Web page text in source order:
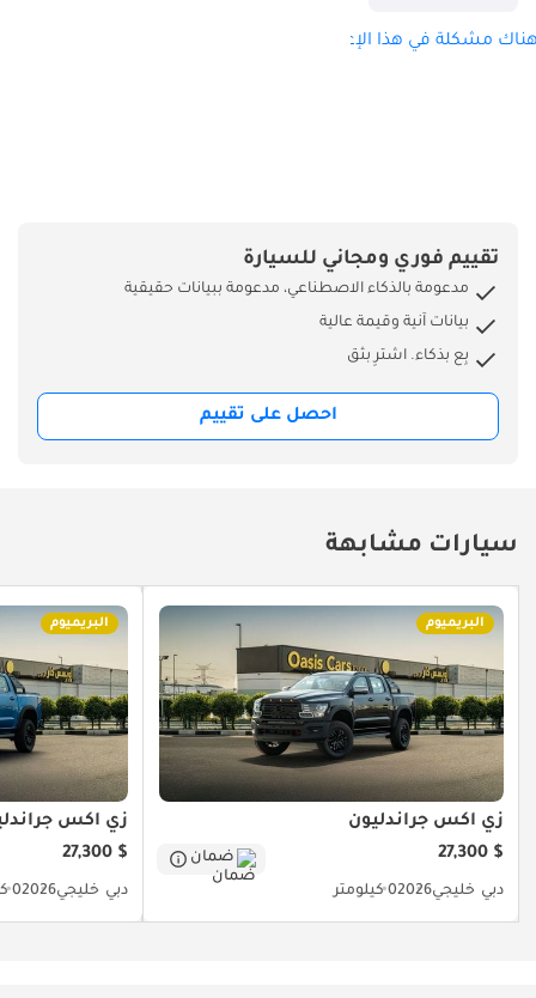
مشكلة في هذا الإعلان؟
تقييم فوري ومجاني للسيارة
مدعومة بالذكاء الاصطناعي، مدعومة ببيانات حقيقية
بيانات آنية وقيمة عالية
بِع بذكاء. اشترِ بثق
احصل على تقييم
سيارات مشابهة
البريميوم
زي اكس جراندليون
$ 27,300
ضمان
دبي خليجي20260 كيلومتر
البريميوم
زي اكس
$ 27,300
دبي خليجي20260 كيلومتر